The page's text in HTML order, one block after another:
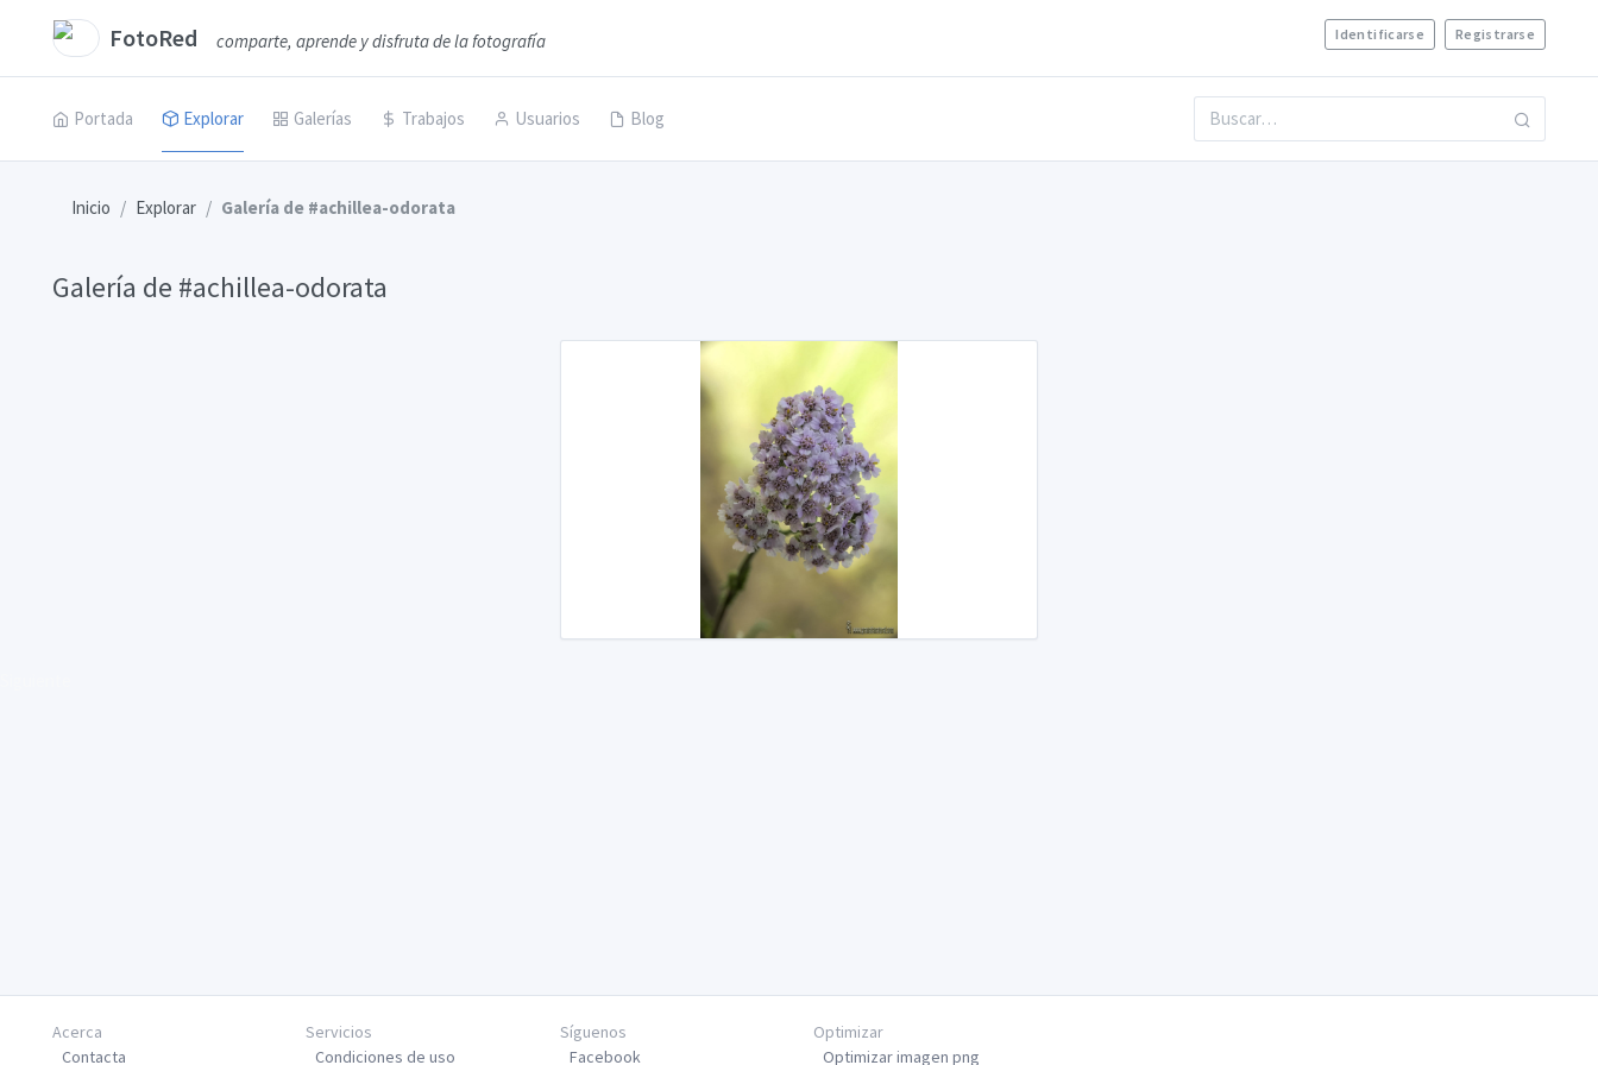
FotoRed comparte, aprende y disfruta de la fotografía Identificarse Registrarse
Portada Explorar Galerías Trabajos Usuarios Blog
Inicio Explorar Galería de #achillea-odorata
Galería de #achillea-odorata
Acerca
Contacta
Servicios
Condiciones de uso
Síguenos
Facebook
Optimizar
Optimizar imagen png